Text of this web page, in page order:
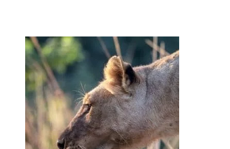
Vos envies
Trains de légende
Safari & faune sauvage
Voyage surprise
En tête-à-tête